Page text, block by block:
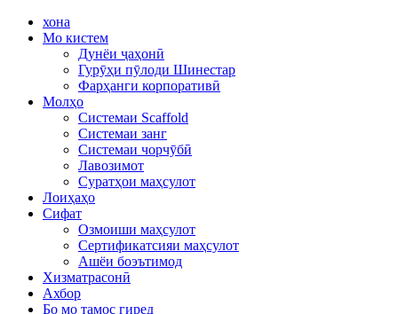
хона
Мо кистем
Дунёи ҷаҳонӣ
Гурӯҳи пӯлоди Шинестар
Фарҳанги корпоративӣ
Молҳо
Системаи Scaffold
Системаи занг
Системаи чорчӯбӣ
Лавозимот
Суратҳои маҳсулот
Лоиҳаҳо
Сифат
Озмоиши маҳсулот
Сертификатсияи маҳсулот
Ашёи боэътимод
Хизматрасонӣ
Ахбор
Бо мо тамос гиред